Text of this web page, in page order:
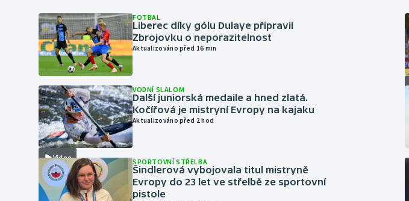
FOTBAL
Liberec díky gólu Dulaye připravil
Zbrojovku o neporazitelnost
Aktualizováno před 16 min
Video
VODNÍ SLALOM
Další juniorská medaile a hned zlatá.
Kočířová je mistryní Evropy na kajaku
Aktualizováno před 2 hod
SPORTOVNÍ STŘELBA
Šindlerová vybojovala titul mistryně
Evropy do 23 let ve střelbě ze sportovní
pistole